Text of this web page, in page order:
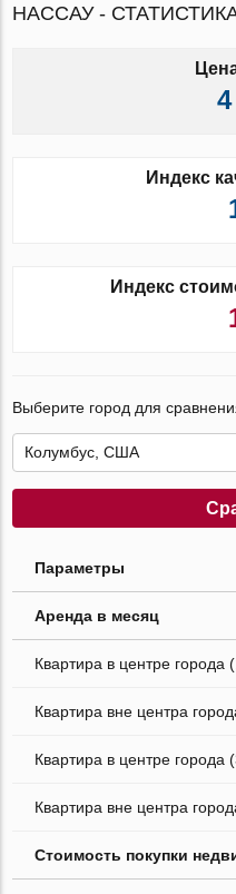
НАССАУ -
Индекс
Индекс
Выберите город для
Параметры
Аренда в месяц
Квартира в центре города
Квартира вне центра
Квартира в центре города
Квартира вне центра
Стоимость покупки